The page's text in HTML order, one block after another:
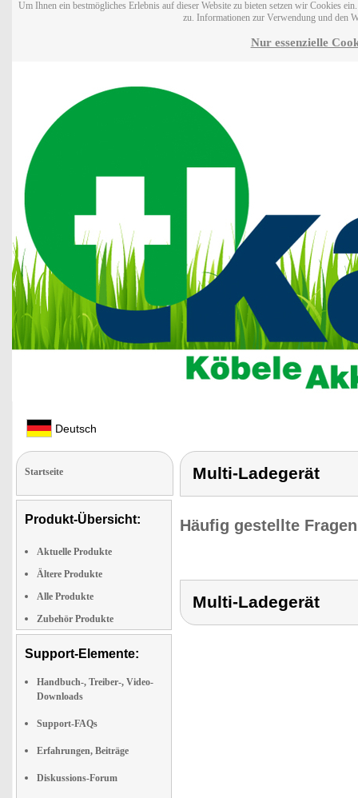
Um Ihnen ein bestmögliches Erlebnis auf dieser Website zu bieten setzen wir Cookies
zu. Informationen zur Verwendung und den
Nur essenzielle
Deutsch
Startseite
Produkt-Übersicht:
Aktuelle Produkte
Ältere Produkte
Alle Produkte
Zubehör Produkte
Support-Elemente:
Handbuch-, Treiber-, Video-
Downloads
Support-FAQs
Erfahrungen, Beiträge
Diskussions-Forum
Multi-Ladegerät
Häufig gestellte
Multi-Ladegerät